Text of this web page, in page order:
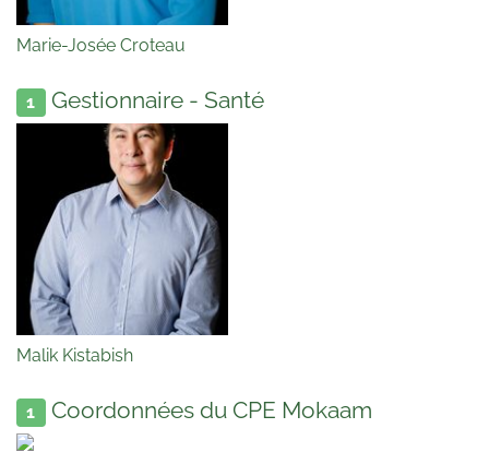
Marie-Josée Croteau
1 Gestionnaire - Santé
Malik Kistabish
1 Coordonnées du CPE Mokaam